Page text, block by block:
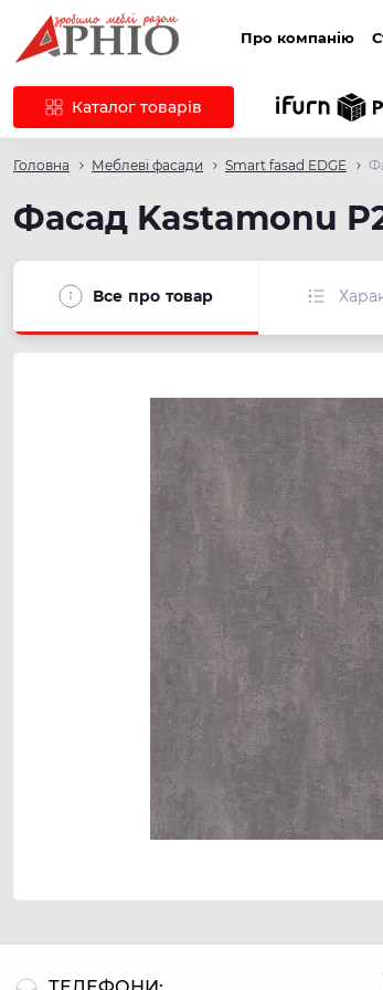
Про компанію
Каталог товарів
Головна Меблеві фасади Smart fasad EDGE
Фасад Kastamonu
Все про товар